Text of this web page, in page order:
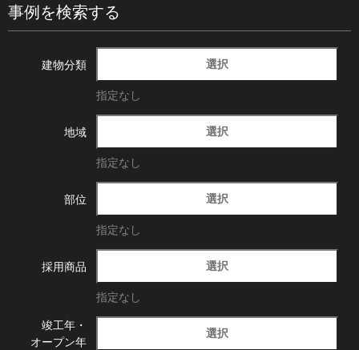
事例を検索する
建物分類 選択
指定なし
地域 選択
指定なし
部位 選択
指定なし
採用商品 選択
指定なし
竣工年・
オープン年
選択